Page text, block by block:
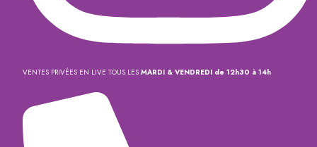
VENTES PRIVÉES EN LIVE TOUS LES MARDI & VENDREDI de 12h30 à 14h